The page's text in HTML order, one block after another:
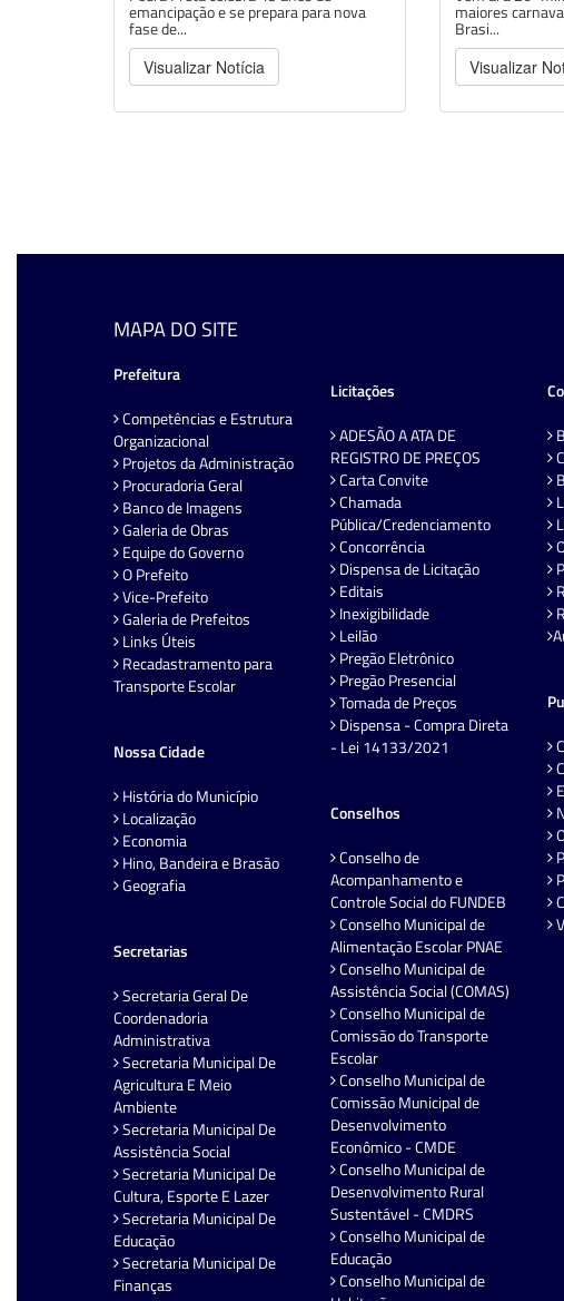
emancipação e se prepara para nova
fase de...
Visualizar Notícia
maiores
Brasi...
Visualizar
MAPA DO SITE
Prefeitura
Competências e Estrutura
Organizacional
Projetos da Administração
Procuradoria Geral
Banco de Imagens
Galeria de Obras
Equipe do Governo
O Prefeito
Vice-Prefeito
Galeria de Prefeitos
Links Úteis
Recadastramento para
Transporte Escolar
Nossa Cidade
História do Município
Localização
Economia
Hino, Bandeira e Brasão
Geografia
Secretarias
Secretaria Geral De
Coordenadoria
Administrativa
Secretaria Municipal De
Agricultura E Meio
Ambiente
Secretaria Municipal De
Assistência Social
Secretaria Municipal De
Cultura, Esporte E Lazer
Secretaria Municipal De
Educação
Secretaria Municipal De
Finanças
Licitações
ADESÃO A ATA DE
REGISTRO DE PREÇOS
Carta Convite
Chamada
Pública/Credenciamento
Concorrência
Dispensa de Licitação
Editais
Inexigibilidade
Leilão
Pregão Eletrônico
Pregão Presencial
Tomada de Preços
Dispensa - Compra Direta
- Lei 14133/2021
Conselhos
Conselho de
Acompanhamento e
Controle Social do FUNDEB
Conselho Municipal de
Alimentação Escolar PNAE
Conselho Municipal de
Assistência Social (COMAS)
Conselho Municipal de
Comissão do Transporte
Escolar
Conselho Municipal de
Comissão Municipal de
Desenvolvimento
Econômico - CMDE
Conselho Municipal de
Desenvolvimento Rural
Sustentável - CMDRS
Conselho Municipal de
Educação
Conselho Municipal de